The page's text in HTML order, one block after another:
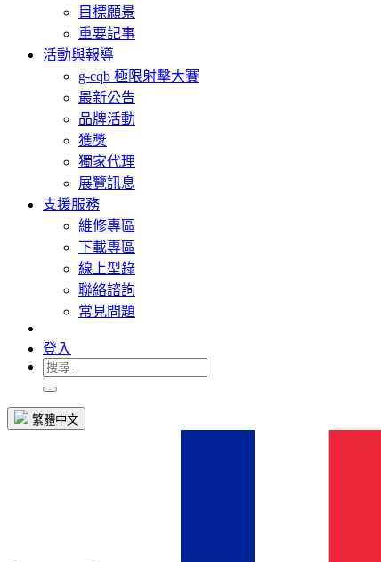
目標願景
重要記事
活動與報導
g-cqb 極限射擊大賽
最新公告
品牌活動
獲獎
獨家代理
展覽訊息
支援服務
維修專區
下載專區
線上型錄
聯絡諮詢
常見問題
登入
繁體中文